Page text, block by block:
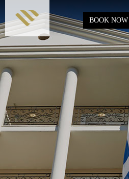
content
BOOK NOW